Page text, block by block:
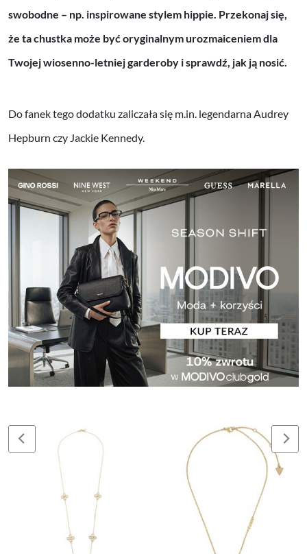
swobodne – np. inspirowane stylem hippie. Przekonaj się,
że ta chustka może być oryginalnym urozmaiceniem dla
Twojej wiosenno-letniej garderoby i sprawdź, jak ją nosić.
Do fanek tego dodatku zaliczała się m.in. legendarna Audrey
Hepburn czy Jackie Kennedy.